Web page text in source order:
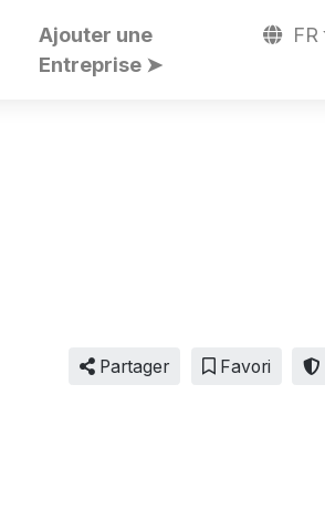
Ajouter une
Entreprise ➤
FR
Partager Favori